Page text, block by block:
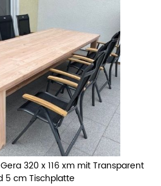
320 x 116 xm mit Transparent
5 cm Tischplatte